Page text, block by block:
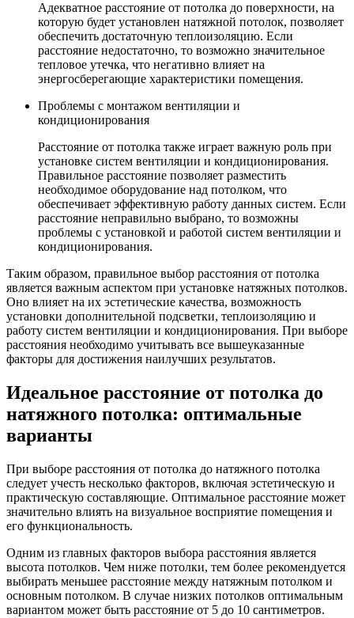
Адекватное расстояние от потолка до поверхности, на
которую будет установлен натяжной потолок, позволяет
обеспечить достаточную теплоизоляцию. Если
расстояние недостаточно, то возможно значительное
тепловое утечка, что негативно влияет на
энергосберегающие характеристики помещения.
Проблемы с монтажом вентиляции и
кондиционирования
Расстояние от потолка также играет важную роль при
установке систем вентиляции и кондиционирования.
Правильное расстояние позволяет разместить
необходимое оборудование над потолком, что
обеспечивает эффективную работу данных систем. Если
расстояние неправильно выбрано, то возможны
проблемы с установкой и работой систем вентиляции и
кондиционирования.
Таким образом, правильное выбор расстояния от потолка
является важным аспектом при установке натяжных потолков.
Оно влияет на их эстетические качества, возможность
установки дополнительной подсветки, теплоизоляцию и
работу систем вентиляции и кондиционирования. При выборе
расстояния необходимо учитывать все вышеуказанные
факторы для достижения наилучших результатов.
Идеальное расстояние от потолка до
натяжного потолка: оптимальные
варианты
При выборе расстояния от потолка до натяжного потолка
следует учесть несколько факторов, включая эстетическую и
практическую составляющие. Оптимальное расстояние может
значительно влиять на визуальное восприятие помещения и
его функциональность.
Одним из главных факторов выбора расстояния является
высота потолков. Чем ниже потолки, тем более рекомендуется
выбирать меньшее расстояние между натяжным потолком и
основным потолком. В случае низких потолков оптимальным
вариантом может быть расстояние от 5 до 10 сантиметров.